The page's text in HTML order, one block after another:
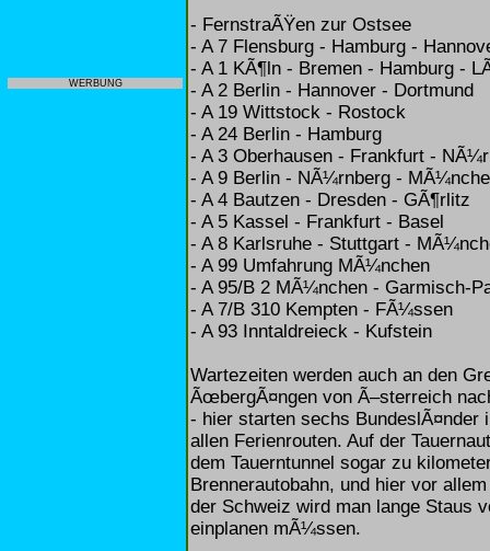
WERBUNG
- FernstraÃŸen zur Ostsee
- A 7 Flensburg - Hamburg -
- A 1 KÃ¶ln - Bremen - Hamburg -
- A 2 Berlin - Hannover - Dortmund
- A 19 Wittstock - Rostock
- A 24 Berlin - Hamburg
- A 3 Oberhausen - Frankfurt -
- A 9 Berlin - NÃ¼rnberg -
- A 4 Bautzen - Dresden - GÃ¶rlitz
- A 5 Kassel - Frankfurt - Basel
- A 8 Karlsruhe - Stuttgart -
- A 99 Umfahrung MÃ¼nchen
- A 95/B 2 MÃ¼nchen - Garmisch-
- A 7/B 310 Kempten - FÃ¼ssen
- A 93 Inntaldreieck - Kufstein
Wartezeiten werden auch an den
ÃœbergÃ¤ngen von Ã–sterreich
- hier starten sechs BundeslÃ¤nder
allen Ferienrouten. Auf der
dem Tauerntunnel sogar zu
Brennerautobahn, und hier vor
der Schweiz wird man lange Staus
einplanen mÃ¼ssen.